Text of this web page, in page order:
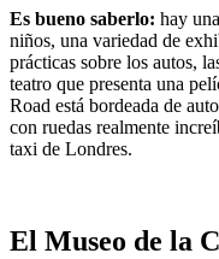
Es bueno saberlo: hay
niños, una variedad de
prácticas sobre los autos,
teatro que presenta una
Road está bordeada de
con ruedas realmente
taxi de Londres.
El Museo de la